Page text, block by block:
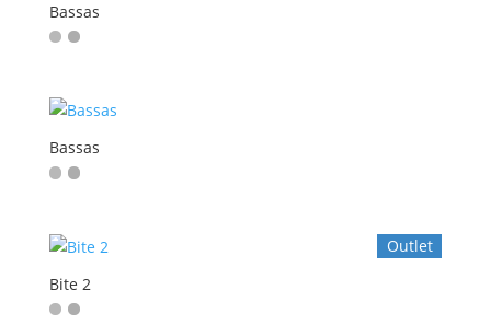
Bassas
Bassas
Outlet
Bite 2